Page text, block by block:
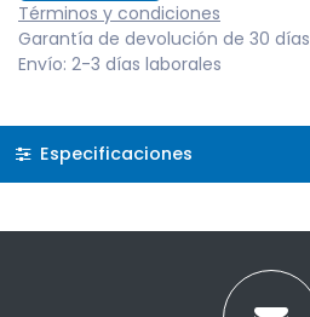
Términos y condiciones
Garantía de devolución de 30 días
Envío: 2-3 días laborales
Especificaciones